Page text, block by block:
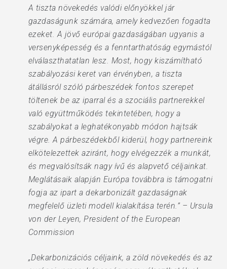
A tiszta növekedés valódi előnyökkel jár
gazdaságunk számára, amely kedvezően fogadta
ezeket. A jövő európai gazdaságában ugyanis a
versenyképesség és a fenntarthatóság egymástól
elválaszthatatlan lesz. Most, hogy kiszámítható
szabályozási keret van érvényben, a tiszta
átállásról szóló párbeszédek fontos szerepet
töltenek be az iparral és a szociális partnerekkel
való együttműködés tekintetében, hogy a
szabályokat a leghatékonyabb módon hajtsák
végre. A párbeszédekből kiderül, hogy partnereink
elkötelezettek aziránt, hogy elvégezzék a munkát,
és megvalósítsák nagy ívű és alapvető céljainkat.
Meglátásaik alapján Európa továbbra is támogatni
fogja az ipart a dekarbonizált gazdaságnak
megfelelő üzleti modell kialakítása terén.” – Ursula
von der Leyen, President of the European
Commission
„Dekarbonizációs céljaink, a zöld növekedés és az